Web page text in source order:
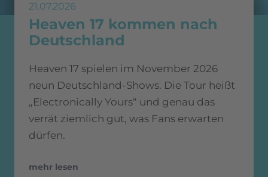
21.07.2026
Heaven 17 kommen nach
Deutschland
Heaven 17 spielen im November 2026
neun Deutschland-Shows. Die Tour heißt
„Electronically Yours“ und genau das
verrät ziemlich gut, was Fans erwarten
dürfen.
mehr lesen